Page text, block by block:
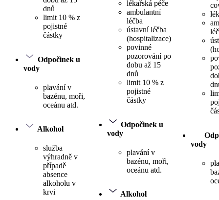
dnů
limit 10 % z
pojistné
částky
Odpočinek u
vody
plavání v
bazénu, moři,
oceánu atd.
Alkohol
služba
výhradně v
případě
absence
alkoholu v
krvi
lékařská péče
ambulantní
léčba
ústavní léčba
(hospitalizace)
povinné
pozorování po
dobu až 15
dnů
limit 10 % z
pojistné
částky
Odpočinek u
vody
plavání v
bazénu, moři,
oceánu atd.
Alkohol
vody